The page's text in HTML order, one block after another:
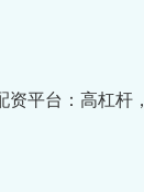
平台：高杠杆，